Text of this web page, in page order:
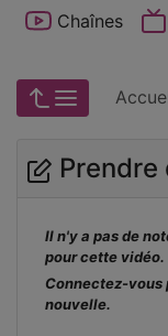
Chaînes
Prendre
Il n'y a pas de
pour cette vidéo.
Connectez-vous
nouvelle.